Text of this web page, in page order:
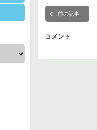
前の記事
コメント